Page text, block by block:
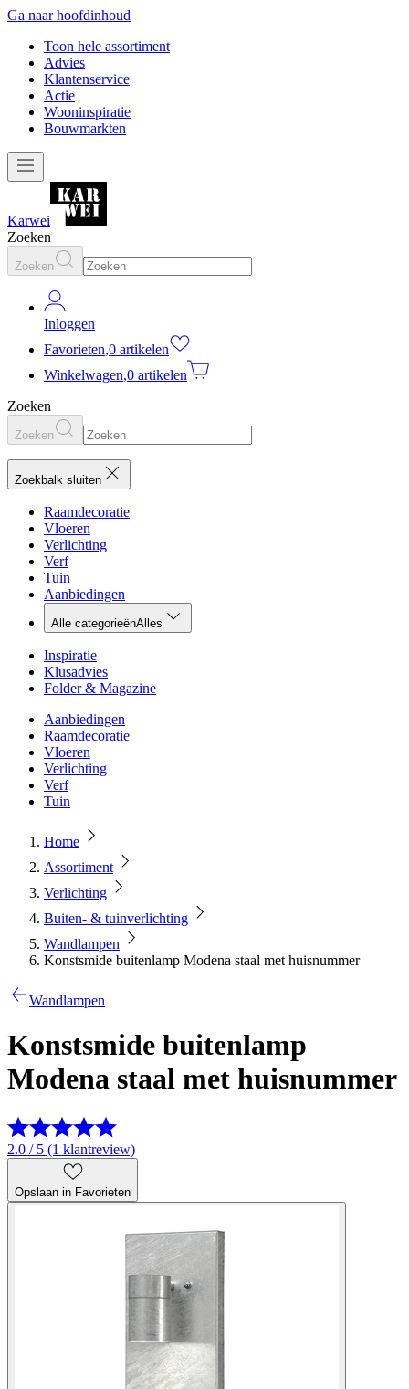
Ga naar hoofdinhoud
Toon hele assortiment
Advies
Klantenservice
Actie
Wooninspiratie
Bouwmarkten
Karwei
Zoeken
Zoeken
Inloggen
Favorieten,0 artikelen
Winkelwagen,0 artikelen
Zoeken
Zoeken
Zoekbalk sluiten
Raamdecoratie
Vloeren
Verlichting
Verf
Tuin
Aanbiedingen
Alle categorieënAlles
Inspiratie
Klusadvies
Folder & Magazine
Aanbiedingen
Raamdecoratie
Vloeren
Verlichting
Verf
Tuin
Home
Assortiment
Verlichting
Buiten- & tuinverlichting
Wandlampen
Konstsmide buitenlamp Modena staal met huisnummer
Wandlampen
Konstsmide buitenlamp
Modena staal met huisnummer
2.0 / 5 (1 klantreview)
Opslaan in Favorieten